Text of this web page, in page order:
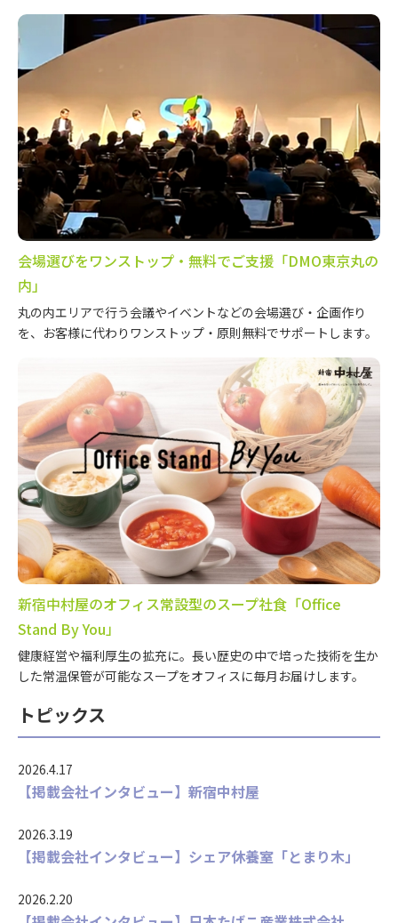
会場選びをワンストップ・無料でご支援「DMO東京丸の
内」
丸の内エリアで行う会議やイベントなどの会場選び・企画作り
を、お客様に代わりワンストップ・原則無料でサポートします。
新宿中村屋のオフィス常設型のスープ社食「Office
Stand By You」
健康経営や福利厚生の拡充に。長い歴史の中で培った技術を生か
した常温保管が可能なスープをオフィスに毎月お届けします。
トピックス
2026.4.17
【掲載会社インタビュー】新宿中村屋
2026.3.19
【掲載会社インタビュー】シェア休養室「とまり木」
2026.2.20